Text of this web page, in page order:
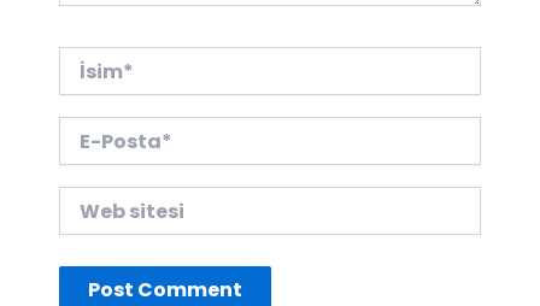
İsim*
Posta*
sitesi